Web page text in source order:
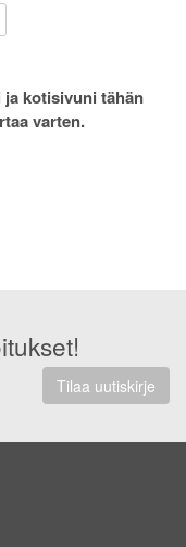
kotisivuni tähän
varten.
Tilaa uutiskirje